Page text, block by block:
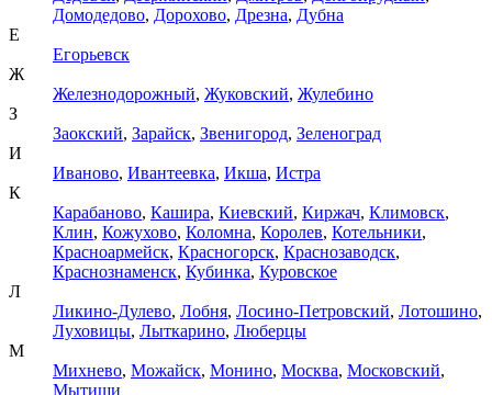
Домодедово, Дорохово, Дрезна, Дубна
Е
Егорьевск
Ж
Железнодорожный, Жуковский, Жулебино
З
Заокский, Зарайск, Звенигород, Зеленоград
И
Иваново, Ивантеевка, Икша, Истра
К
Карабаново, Кашира, Киевский, Киржач, Климовск,
Клин, Кожухово, Коломна, Королев, Котельники,
Красноармейск, Красногорск, Краснозаводск,
Краснознаменск, Кубинка, Куровское
Л
Ликино-Дулево, Лобня, Лосино-Петровский, Лотошино,
Луховицы, Лыткарино, Люберцы
М
Михнево, Можайск, Монино, Москва, Московский,
Мытищи